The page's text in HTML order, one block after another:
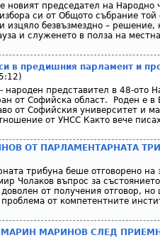
новият председател на Народно
си от Общото събрание
изцяло безвъзмездно – решение,
и служенето в полза на
в предишния парламент и
народен представител в 48-ото
от Софийска област. Роден е в
от Софийския университет и
от УНСС Както вече
ОТ ПАРЛАМЕНТАРНАТА
трибуна беше отговорено
Чолаков въпрос за
от получения отговор,
от компетентните
МАРИНОВ СЛЕД